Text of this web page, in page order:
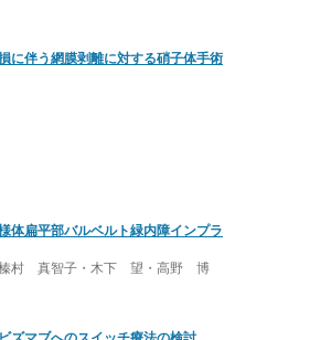
に伴う網膜剥離に対する硝子体手術
体扁平部バルベルト緑内障インプラ
村 真智子・木下 望・高野 博